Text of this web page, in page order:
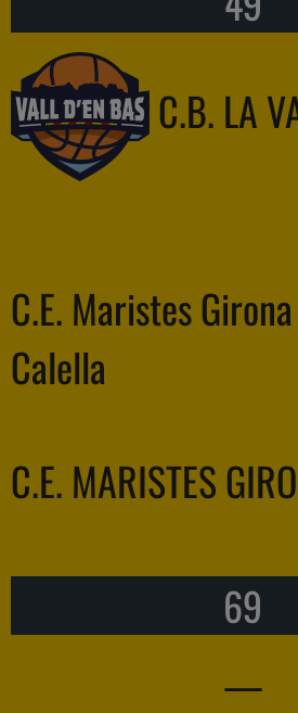
C.B. LA
C.E. Maristes
Calella
C.E. MARISTES
69
—